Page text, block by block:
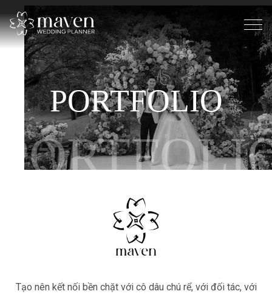
PORTFOLIO
Tạo nên kết nối bền chặt với cô dâu chú rể, với đối tác, với